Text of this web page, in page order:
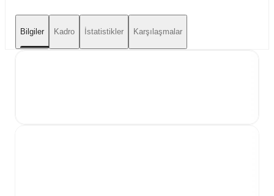
Bilgiler Kadro İstatistikler Karşılaşmalar